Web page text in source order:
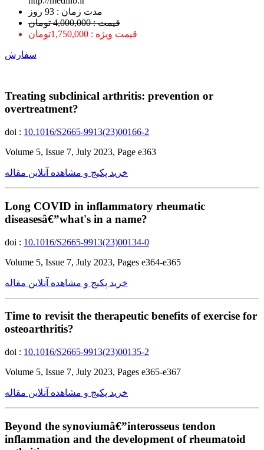
ﻣﺪﺕ ﺯﻣﺎﻥ : 93 ﺭﻭﺯ
قیمت : 4,000,000 تومان
قیمت ویژه : 1,750,000تومان
سفارش
Treating subclinical arthritis: prevention or
overtreatment?
doi : 10.1016/S2665-9913(23)00166-2
Volume 5, Issue 7, July 2023, Page e363
خرید پکیج و مشاهده آنلاین مقاله
Long COVID in inflammatory rheumatic
diseasesâ€”what's in a name?
doi : 10.1016/S2665-9913(23)00134-0
Volume 5, Issue 7, July 2023, Pages e364-e365
خرید پکیج و مشاهده آنلاین مقاله
Time to revisit the therapeutic benefits of exercise for
osteoarthritis?
doi : 10.1016/S2665-9913(23)00135-2
Volume 5, Issue 7, July 2023, Pages e365-e367
خرید پکیج و مشاهده آنلاین مقاله
Beyond the synoviumâ€”interosseus tendon
inflammation and the development of rheumatoid